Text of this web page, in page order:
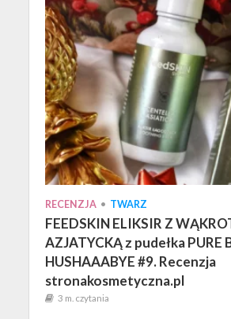
RECENZJA • TWARZ
FEEDSKIN ELIKSIR Z
AZJATYCKĄ z pudełka PURE
HUSHAAABYE #9. Recenzja
stronakosmetyczna.pl
3 m. czytania